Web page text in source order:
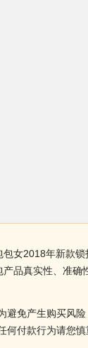
女2018年新款
品真实性、准确
避免产生购买风
付款行为请您慎